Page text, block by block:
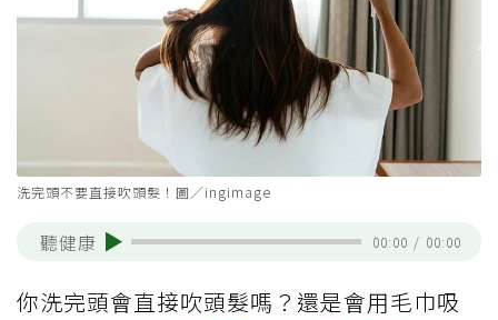
洗完頭不要直接吹頭髮！圖／ingimage
聽健康 00:00 / 00:00
你洗完頭會直接吹頭髮嗎？還是會用毛巾吸